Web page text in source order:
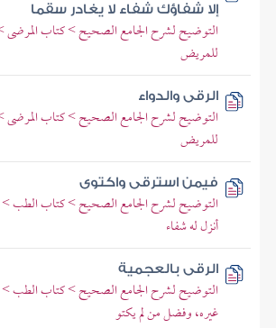
إلا شفاؤك شفاء لا يغادر سقما
التوضيح لشرح الجامع الصحيح > كتاب المرضى
للمريض
الرقى والدواء
التوضيح لشرح الجامع الصحيح > كتاب المرضى
للمريض
فيمن استرقى واكتوى
التوضيح لشرح الجامع الصحيح > كتاب الطب >
أنزل له شفاء
الرقى بالعجمية
التوضيح لشرح الجامع الصحيح > كتاب الطب
غيره، وفضل من لم يكتو